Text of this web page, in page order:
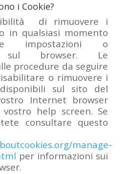
i Cookie?
di rimuovere i
in qualsiasi momento
impostazioni o
sul browser. Le
procedure da seguire
o rimuovere i
sul sito del
Internet browser
vostro help screen. Se
consultare questo
manage-
per informazioni sui